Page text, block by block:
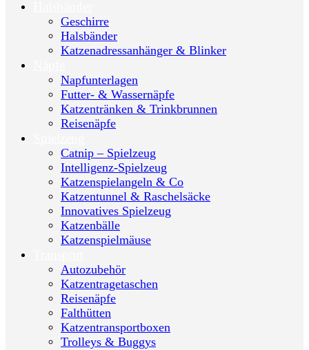
Geschirre
Halsbänder
Katzenadressanhänger & Blinker
Napfunterlagen
Futter- & Wassernäpfe
Katzentränken & Trinkbrunnen
Reisenäpfe
Catnip – Spielzeug
Intelligenz-Spielzeug
Katzenspielangeln & Co
Katzentunnel & Raschelsäcke
Innovatives Spielzeug
Katzenbälle
Katzenspielmäuse
Autozubehör
Katzentragetaschen
Reisenäpfe
Falthütten
Katzentransportboxen
Trolleys & Buggys